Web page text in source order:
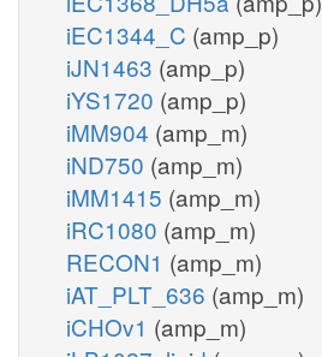
iEC1344_C (amp_p)
iJN1463 (amp_p)
iYS1720 (amp_p)
iMM904 (amp_m)
iND750 (amp_m)
iMM1415 (amp_m)
iRC1080 (amp_m)
RECON1 (amp_m)
iAT_PLT_636 (amp_m)
iCHOv1 (amp_m)